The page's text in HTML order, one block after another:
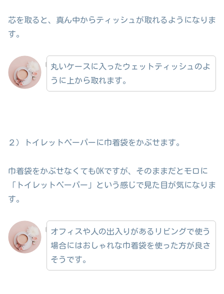
芯を取ると、真ん中からティッシュが取れるようになりま
す。
丸いケースに入ったウェットティッシュのよ
うに上から取れます。
２）トイレットペーパーに巾着袋をかぶせます。
巾着袋をかぶせなくてもOKですが、そのままだとモロに
「トイレットペーパー」という感じで見た目が気になりま
す。
オフィスや人の出入りがあるリビングで使う
場合にはおしゃれな巾着袋を使った方が良さ
そうです。